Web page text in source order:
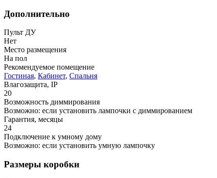
Дополнительно
Пульт ДУ
Нет
Место размещения
На пол
Рекомендуемое помещение
Гостиная, Кабинет, Спальня
Влагозащита, IP
20
Возможность диммирования
Возможно: если установить лампочки с диммированием
Гарантия, месяцы
24
Подключение к умному дому
Возможно: если установить умную лампочку
Размеры коробки